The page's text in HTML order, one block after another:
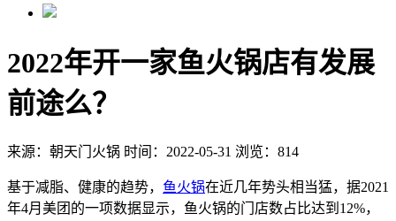
2022年开一家鱼火锅店有发展
前途么？
来源：朝天门火锅 时间：2022-05-31 浏览：814
基于减脂、健康的趋势， 鱼火锅在近几年势头相当猛，据2021
年4月美团的一项数据显示，鱼火锅的门店数占比达到12%，